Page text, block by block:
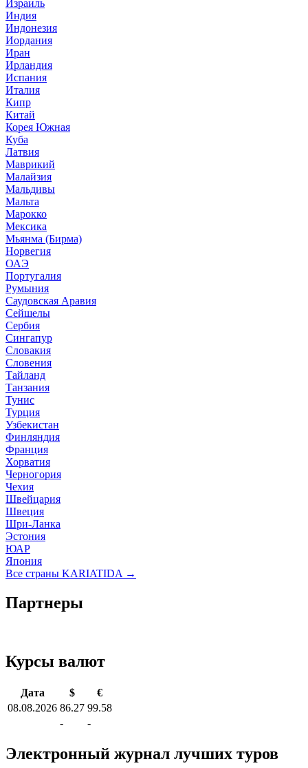
Израиль
Индия
Индонезия
Иордания
Иран
Ирландия
Испания
Италия
Кипр
Китай
Корея Южная
Куба
Латвия
Маврикий
Малайзия
Мальдивы
Мальта
Марокко
Мексика
Мьянма (Бирма)
Норвегия
ОАЭ
Португалия
Румыния
Саудовская Аравия
Сейшелы
Сербия
Сингапур
Словакия
Словения
Тайланд
Танзания
Тунис
Турция
Узбекистан
Финляндия
Франция
Хорватия
Черногория
Чехия
Швейцария
Швеция
Шри-Ланка
Эстония
ЮАР
Япония
Все страны KARIATIDA →
Партнеры
Курсы валют
Дата $
€
08.08.2026 86.27 99.58
-
-
Электронный журнал лучших туров